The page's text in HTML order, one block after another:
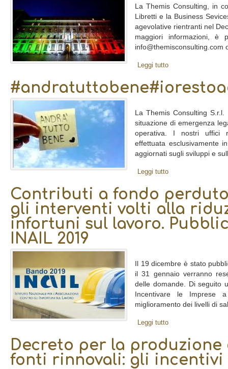
La Themis Consulting, in
Libretti e la Business
agevolative rientranti nel
maggiori informazioni, è
info@themisconsulting.com
Leggi tutto
La Themis Consulting
situazione di emergenza
operativa. I nostri uffici
effettuata esclusivamente
aggiornati sugli sviluppi e
Leggi tutto
Contributi a fondo
gli interventi volti alla
infortuni sul lavoro.
INAIL 2019
Il 19 dicembre è stato
il 31 gennaio verranno
delle domande. Di
Incentivare le Imprese
miglioramento dei livelli di
Leggi tutto
Decreto per la
fonti rinnovali: gli incentivi